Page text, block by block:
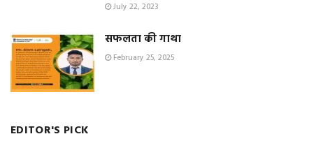
July 22, 2023
सफलता की गाथा
February 25, 2025
EDITOR'S PICK